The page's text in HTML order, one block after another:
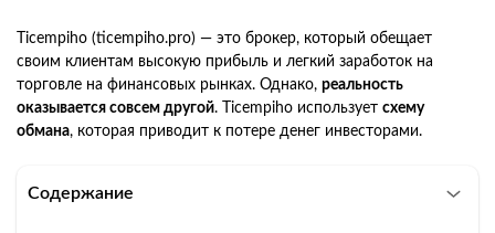
Ticempiho (ticempiho.pro) — это брокер, который обещает
своим клиентам высокую прибыль и легкий заработок на
торговле на финансовых рынках. Однако, реальность
оказывается совсем другой. Ticempiho использует схему
обмана, которая приводит к потере денег инвесторами.
Содержание